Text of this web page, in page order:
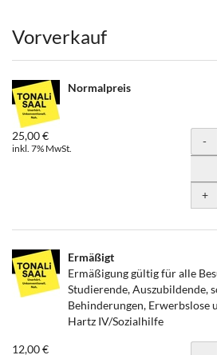
Produkte
Vorverkauf
Normalpreis
25,00 €
inkl. 7% MwSt.
-
+
Ermäßigt
Ermäßigung gültig für alle
Studierende, Auszubildende,
Behinderungen, Erwerbslose
Hartz IV/Sozialhilfe
12,00 €